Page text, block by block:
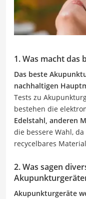
1. Was macht das
Das beste
nachhaltigen
Tests zu
bestehen die
Edelstahl, anderen
die bessere Wahl,
recycelbares
2. Was sagen
Akupunkturgeräte